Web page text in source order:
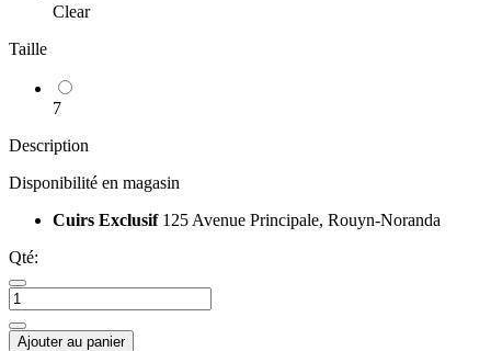
Clear
Taille
7
Description
Disponibilité en magasin
Cuirs Exclusif 125 Avenue Principale, Rouyn-Noranda
Qté:
Ajouter au panier